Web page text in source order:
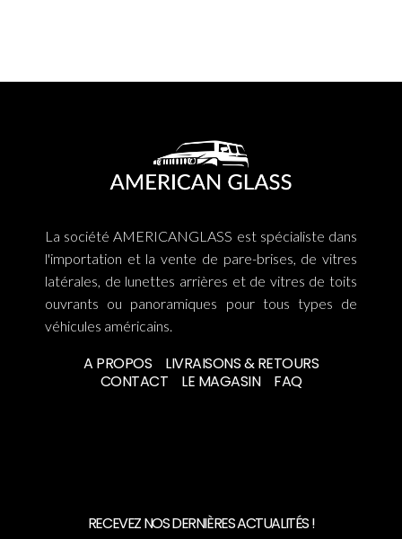
La société AMERICANGLASS est spécialiste dans
l'importation et la vente de pare-brises, de vitres
latérales, de lunettes arrières et de vitres de toits
ouvrants ou panoramiques pour tous types de
véhicules américains.
A PROPOS
LIVRAISONS & RETOURS
CONTACT
LE MAGASIN FAQ
RECEVEZ NOS DERNIÈRES ACTUALITÉS !